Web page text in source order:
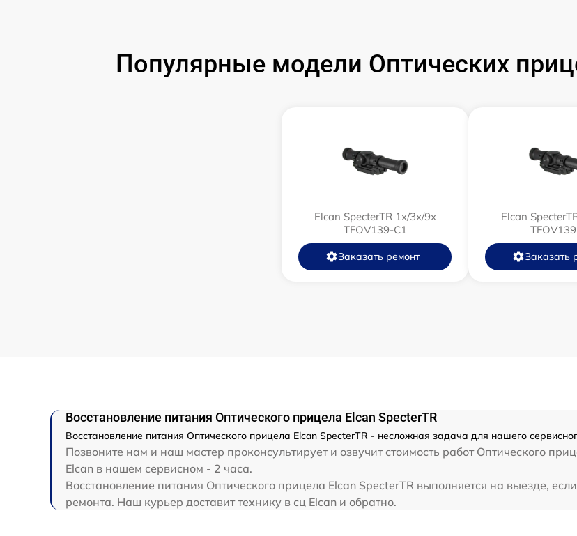
от 60 мин
Популярные модели Оптических
Elcan SpecterTR 1x/3x/9x
TFOV139-C1
Заказать ремонт
Elcan
Заказать
Восстановление питания Оптического прицела Elcan SpecterTR
Восстановление питания Оптического прицела Elcan SpecterTR - несложная задача для нашего
Позвоните нам и наш мастер проконсультирует и озвучит стоимость работ Оптического
Elcan в нашем сервисном - 2 часа.
Восстановление питания Оптического прицела Elcan SpecterTR выполняется на выезде,
ремонта. Наш курьер доставит технику в сц Elcan и обратно.